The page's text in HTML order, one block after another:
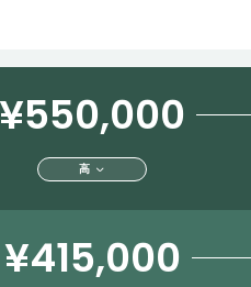
¥550,000
高
¥415,000